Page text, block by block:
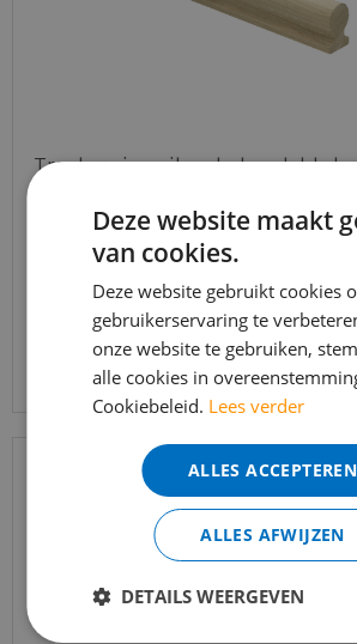
Trapleuning eik onbehandeld
549,02
Bekijk product
BEREIKBAARHEID
In verband met de vakantie
t/m 14 augustus telefonisch
bereikbaar.
Bestelling worden uiteraard
echter iets minder snel dan
gewend bent.
Voor vragen kan je ons
Deze website maakt
van cookies.
Deze website gebruikt cookies
gebruikerservaring te
onze website te gebruiken,
alle cookies in
Cookiebeleid. Lees verder
ALLES ACCEPTEREN
ALLES AFWIJZEN
DETAILS WEERGEVEN